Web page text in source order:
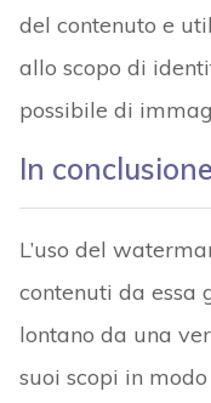
del contenuto e
allo scopo di
possibile di
In conclusione
L’uso del
contenuti da essa
lontano da una
suoi scopi in